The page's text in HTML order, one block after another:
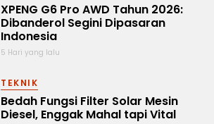
XPENG G6 Pro AWD Tahun 2026:
Dibanderol Segini Dipasaran
Indonesia
5 Hari yang lalu
TEKNIK
Bedah Fungsi Filter Solar Mesin
Diesel, Enggak Mahal tapi Vital